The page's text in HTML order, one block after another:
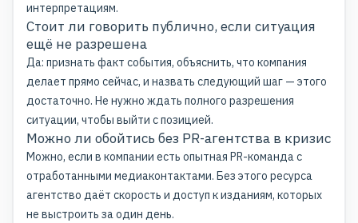
интерпретациям.
Стоит ли говорить публично, если ситуация
ещё не разрешена
Да: признать факт события, объяснить, что компания
делает прямо сейчас, и назвать следующий шаг — этого
достаточно. Не нужно ждать полного разрешения
ситуации, чтобы выйти с позицией.
Можно ли обойтись без PR-агентства в кризис
Можно, если в компании есть опытная PR-команда с
отработанными медиаконтактами. Без этого ресурса
агентство даёт скорость и доступ к изданиям, которых
не выстроить за один день.